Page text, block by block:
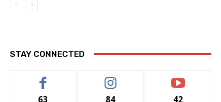
STAY CONNECTED
63 84 42